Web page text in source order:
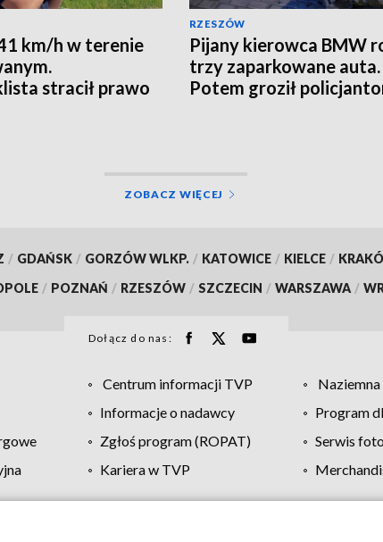
km/h w terenie
stracił prawo
RZESZÓW
Pijany kierowca BMW
trzy zaparkowane auta.
Potem groził
ZOBACZ WIĘCEJ
/ GDAŃSK / GORZÓW WLKP. / KATOWICE / KIELCE /
/ POZNAŃ / RZESZÓW / SZCZECIN / WARSZAWA /
Dołącz do nas:
Centrum informacji TVP
Informacje o nadawcy
Program
Zgłoś program (ROPAT)
Serwis
Kariera w TVP